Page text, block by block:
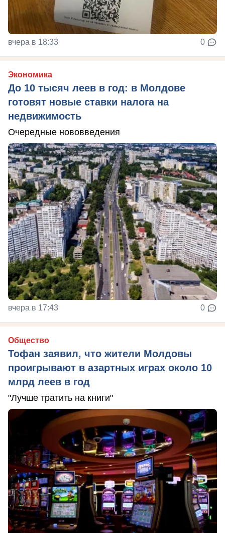
вчера в 18:33 0
Экономика
До 10 тысяч леев в год: в Молдове
готовят новые ставки налога на
недвижимость
Очередные нововведения
вчера в 17:43 0
Общество
Тофан заявил, что жители Молдовы
проигрывают в азартных играх около 10
млрд леев в год
"Лучше тратить на книги"